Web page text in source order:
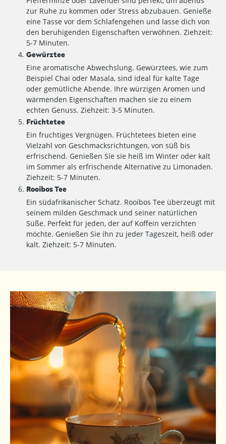
zur Ruhe zu kommen oder Stress abzubauen. Genieße
eine Tasse vor dem Schlafengehen und lasse dich von
den beruhigenden Eigenschaften verwöhnen. Ziehzeit:
5-7 Minuten.
Gewürztee
Eine aromatische Abwechslung. Gewürztees, wie zum
Beispiel Chai oder Masala, sind ideal für kalte Tage
oder gemütliche Abende. Ihre würzigen Aromen und
wärmenden Eigenschaften machen sie zu einem
echten Genuss. Ziehzeit: 3-5 Minuten.
Früchtetee
Ein fruchtiges Vergnügen. Früchtetees bieten eine
Vielzahl von Geschmacksrichtungen, von süß bis
erfrischend. Genießen Sie sie heiß im Winter oder kalt
im Sommer als erfrischende Alternative zu Limonaden.
Ziehzeit: 5-7 Minuten.
Rooibos Tee
Ein südafrikanischer Schatz. Rooibos Tee überzeugt mit
seinem milden Geschmack und seiner natürlichen
Süße. Perfekt für jeden, der auf Koffein verzichten
möchte. Genießen Sie ihn zu jeder Tageszeit, heiß oder
kalt. Ziehzeit: 5-7 Minuten.